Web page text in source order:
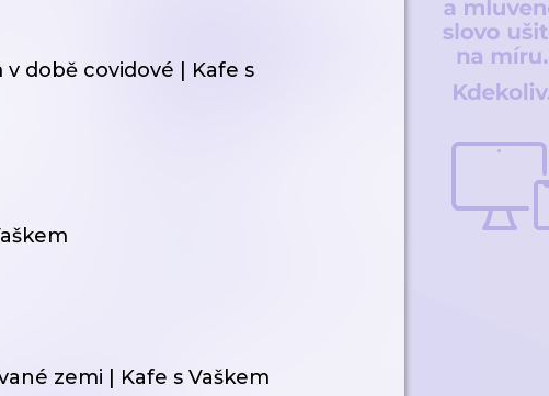
době covidové | Kafe s
zemi | Kafe s Vaškem